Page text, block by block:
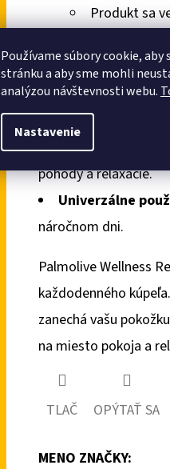
Používame súbory cookie,
stránku a aby sme mohli
analýzou návštevnosti webu.
Nastavenie
Produkt sa
okamih
Benefity a účinky:
Stres a napätie:
Rituál pohody:
pohody a relaxácie.
Univerzálne
náročnom dni.
Palmolive Wellness
každodenného
zanechá vašu
na miesto pokoja a
TLAČ OPÝTAŤ SA
MENO ZNAČKY: